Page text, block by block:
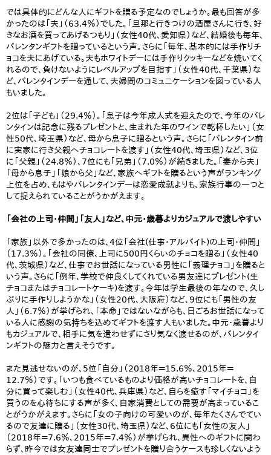
では具体的にどんな人にギフトを贈る予定なのでしょうか。最も回答が多
かったのは「夫」（63.4％）でした。「旦那と行きつけの酒屋さんに行き、好
きなお酒を買ってあげるつもり」（女性40代、愛知県）など、結婚後も毎年、
バレンタンギフトを贈っているという声。さらに「毎年、基本的には手作りチ
ョコを夫にあげている。夫もホワイトデーには手作りクッキーなどを焼いてく
れるので、負けないようにレベルアップを目指す」（女性40代、千葉県）な
ど、バレンタインデーを通して、夫婦間のコミュニケーションを図っている人
もいました。
2位は「子ども」（29.4％）。「息子は今年成人式を迎えたので、今年のバレ
ンタインは記念に残るプレゼントと、生まれた年のワインで乾杯したい」（女
性50代、埼玉県）など、母から息子に贈るという声。さらに「バレンタイン前
に実家に行き父親へチョコレートを渡す」（女性40代、埼玉県）など、3位
に「父親」（24.8％）、7位にも「兄弟」（7.0％）が続きました。「妻から夫」
「母から息子」「娘から父」など、家族へギフトを贈るという声がランキング
上位を占め、もはやバレンタインデーは恋愛成就よりも、家族行事の一つと
して捉えられていることがうかがえます。
「会社の上司・仲間」「友人」など、中元・歳暮よりカジュアルで渡しやすい
「家族」以外で多かったのは、4位「会社(仕事・アルバイト)の上司・仲間」
（17.3％）。「会社の同僚、上司に500円くらいのチョコを贈る」（女性40
代、茨城県）など、仕事でお世話になっている男性に「義理チョコ」を贈ると
いう声。さらに「例年、学校で仲良くしてくれている男友達にプレゼント(生
チョコまたはチョコレートケーキ)を渡す。今年は学生最後の年なので、久し
ぶりに手作りしようかな」（女性20代、大阪府）など、9位にも「男性の友
人」（6.7％）が挙げられ、「本命」ではないながらも、日ごろお世話になって
いる人に感謝の気持ちを込めてギフトを渡す人もいました。中元・歳暮より
もカジュアルで、相手に気を遣わせずにさり気なく渡せるのが、バレンタイ
ンギフトの魅力と言えそうです。
また見逃せないのが、5位「自分」（2018年＝15.6％、2015年＝
12.7％）です。「いつも食べているものより価格が高いチョコレートを、自
分に買って楽しむ」（女性40代、兵庫県）など、自らを癒す「マイチョコ」を
買うのを心待ちにする声が多く、自家消費としての需要が高まっているこ
とがうかがえます。さらに「女の子向けの可愛いのが、毎年たくさんでてい
るので友達に贈る」（女性30代、埼玉県）など、6位にも「女性の友人」
（2018年＝7.6％、2015年＝7.4％）が挙げられ、異性へのギフトに関わ
らず、昨今では女友達同士でプレゼントを贈り合うケースも珍しくないよう